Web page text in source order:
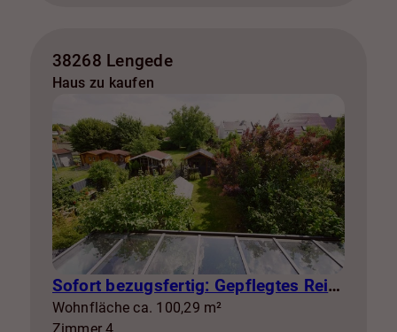
38268 Lengede
Haus zu kaufen
Sofort bezugsfertig: Gepflegtes Reihenhaus mit Garten, Garage, Klima & Glasfaser in Broistedt
Wohnfläche ca. 100,29 m²
Zimmer 4